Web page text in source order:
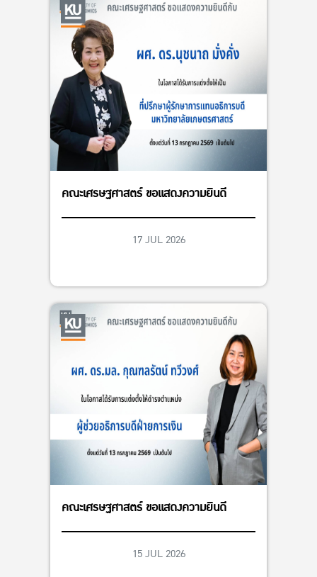
คณะเศรษฐศาสตร์ ขอแสดงความยินดี
17 JUL 2026
คณะเศรษฐศาสตร์ ขอแสดงความยินดี
15 JUL 2026